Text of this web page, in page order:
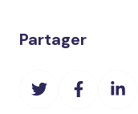
Partager
PartagerPartager
sur